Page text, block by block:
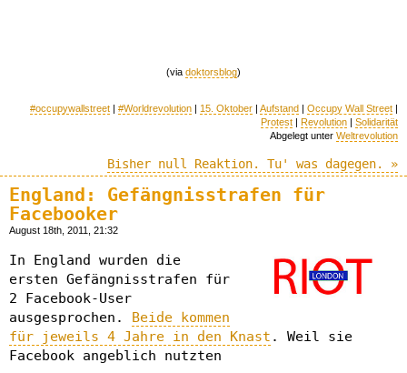
(via doktorsblog)
#occupywallstreet | #Worldrevolution | 15. Oktober | Aufstand | Occupy Wall Street |
Protest | Revolution | Solidarität
Abgelegt unter Weltrevolution
Bisher null Reaktion. Tu' was dagegen. »
England: Gefängnisstrafen für
Facebooker
August 18th, 2011, 21:32
In England wurden die
ersten Gefängnisstrafen für
2 Facebook-User
ausgesprochen. Beide kommen
für jeweils 4 Jahre in den Knast . Weil sie
Facebook angeblich nutzten